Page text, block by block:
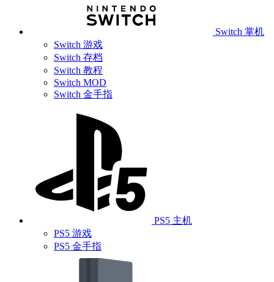
Switch 掌机
Switch 游戏
Switch 存档
Switch 教程
Switch MOD
Switch 金手指
PS5 主机
PS5 游戏
PS5 金手指